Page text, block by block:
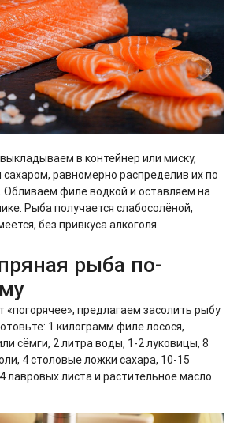
в контейнер или миску,
равномерно распределив их по
Обливаем филе водкой и оставляем на
Рыба получается слабосолёной,
без привкуса алкоголя.
рыба по-
«погорячее», предлагаем засолить рыбу
1 килограмм филе лосося,
сёмги, 2 литра воды, 1-2 луковицы, 8
4 столовые ложки сахара, 10-15
лавровых листа и растительное масло